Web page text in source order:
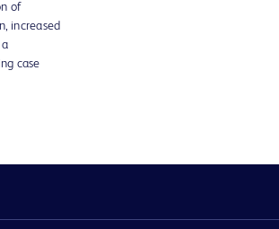
of
increased
case